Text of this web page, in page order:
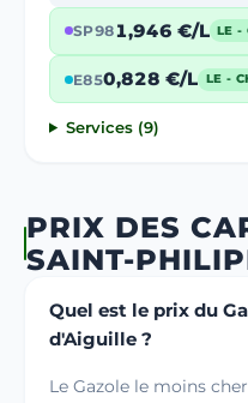
SP981,946 €/L LE -
E850,828 €/L LE -
Services (9)
PRIX DES
SAINT-
Quel est le prix du
d'Aiguille ?
Le Gazole le moins